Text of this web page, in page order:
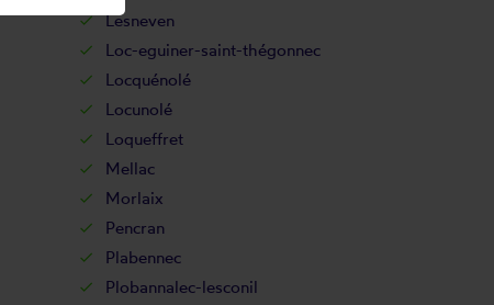
Lesneven
Loc-eguiner-saint-thégonnec
Locquénolé
Locunolé
Loqueffret
Mellac
Morlaix
Pencran
Plabennec
Plobannalec-lesconil